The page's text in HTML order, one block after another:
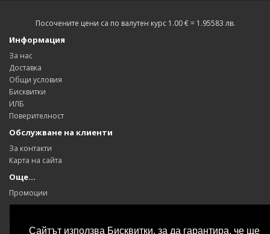
Сайтът използва Бисквитки, за да гарантира, че ще
Посочените цени са по валутен курс 1.00 € = 1.95583 лв.
Информация
За нас
Доставка
Общи условия
Бисквитки
ИЛБ
Поверителност
Обслужване на клиенти
За контакти
Карта на сайта
Още…
Промоции
Моят профил